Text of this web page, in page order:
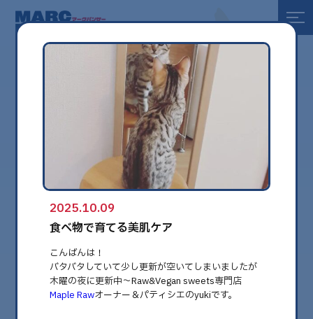
全て
美容
環境
globe
2025.10.09
食べ物で育てる美肌ケア
こんばんは！
バタバタしていて少し更新が空いてしまいましたが
木曜の夜に更新中〜Raw&Vegan sweets専門店
Maple Rawオーナー＆パティシエのyukiです。